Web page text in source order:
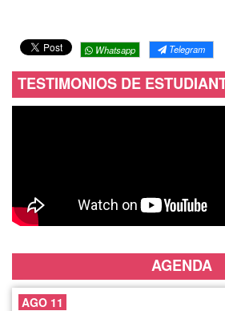
Whatsapp Telegram
TESTIMONIOS DE
AGENDA
AGO 11